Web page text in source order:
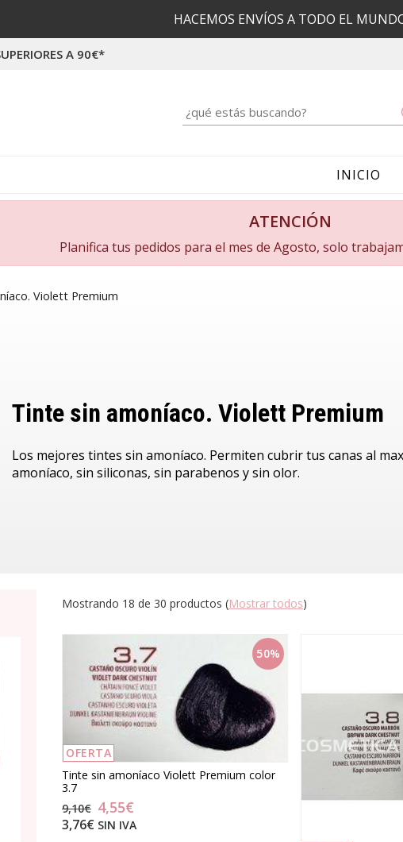
HACEMOS ENVÍOS A TODO EL
A 90€*
INICIO
ATENCIÓN
Planifica tus pedidos para el mes de Agosto, solo
Violett Premium
Tinte sin amoníaco. Violett Premium
Los mejores tintes sin amoníaco. Permiten cubrir tus canas al
amoníaco, sin siliconas, sin parabenos y sin olor.
Mostrando 18 de 30 productos (Mostrar todos)
50%
OFERTA
Tinte sin amoníaco Violett Premium color
3.7
9,10€ 4,55€
3,76€ SIN IVA
Tu pedido tiene 🎁
toalla roja 100%
algodón